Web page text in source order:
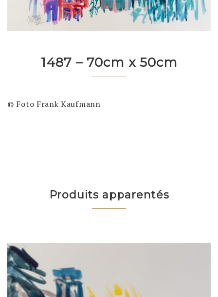
1487 – 70cm x 50cm
© Foto Frank Kaufmann
Produits apparentés